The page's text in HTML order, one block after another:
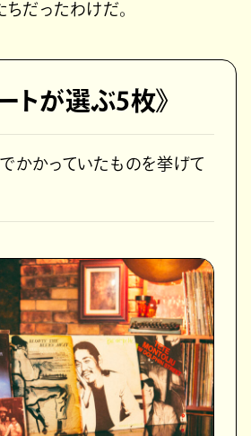
だったわけだ。
トが選ぶ5枚》
かかっていたものを挙げて